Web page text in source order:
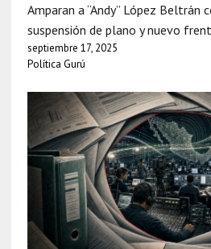
Amparan a “Andy” López Beltrán
suspensión de plano y nuevo
septiembre 17, 2025
Política Gurú